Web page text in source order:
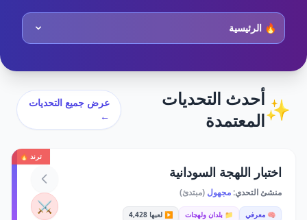
✨أحدث التحديات
المعتمدة
عرض جميع التحديات
←
ترند 🔥
اختبار اللهجة السودانية
منشئ التحدي:مجهول (مبتدئ)
🧠 معرفي 📁 بلدان ولهجات ▶️ لعبها 4,428 ⚔️